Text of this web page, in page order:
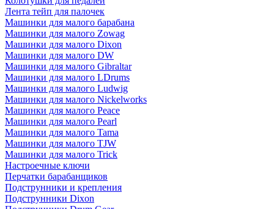
Лента тейп для палочек
Машинки для малого барабана
Машинки для малого Zowag
Машинки для малого Dixon
Машинки для малого DW
Машинки для малого Gibraltar
Машинки для малого LDrums
Машинки для малого Ludwig
Машинки для малого Nickelworks
Машинки для малого Peace
Машинки для малого Pearl
Машинки для малого Tama
Машинки для малого TJW
Машинки для малого Trick
Настроечные ключи
Перчатки барабанщиков
Подструнники и крепления
Подструнники Dixon